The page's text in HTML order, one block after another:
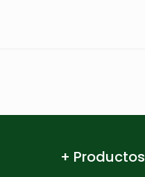
+ Productos